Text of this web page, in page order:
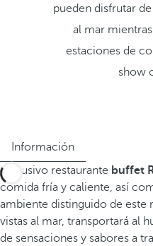
pueden disfrutar
al mar
estaciones de
show
Información
Exclusivo restaurante buffet
comida fría y caliente, así
ambiente distinguido de este
vistas al mar, transportará al
de sensaciones y sabores a